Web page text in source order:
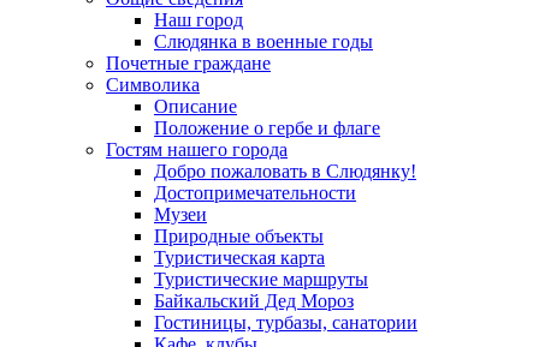
Наш город
Слюдянка в военные годы
Почетные граждане
Символика
Описание
Положение о гербе и флаге
Гостям нашего города
Добро пожаловать в Слюдянку!
Достопримечательности
Музеи
Природные объекты
Туристическая карта
Туристические маршруты
Байкальский Дед Мороз
Гостиницы, турбазы, санатории